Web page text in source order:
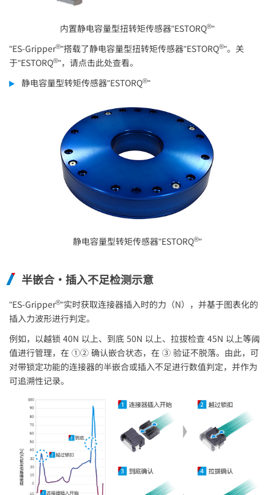
内置静电容量型扭转矩传感器"ESTORQ®"
"ES-Gripper®"搭载了静电容量型扭转矩传感器"ESTORQ®"。关
于"ESTORQ®"，请点击此处查看。
静电容量型转矩传感器"ESTORQ®"
静电容量型转矩传感器"ESTORQ®"
半嵌合・插入不足检测示意
"ES-Gripper®"实时获取连接器插入时的力（N），并基于图表化的
插入力波形进行判定。
例如，以越锁 40N 以上、到底 50N 以上、拉拔检查 45N 以上等阈
值进行管理，在 ①② 确认嵌合状态，在 ③ 验证不脱落。由此，可
对带锁定功能的连接器的半嵌合或插入不足进行数值判定，并作为
可追溯性记录。